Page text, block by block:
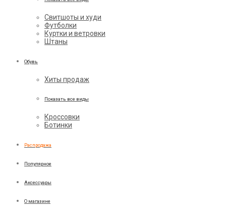
Свитшоты и худи
Футболки
Куртки и ветровки
Штаны
Обувь
Хиты продаж
Показать все виды
Кроссовки
Ботинки
Распродажа
Популярное
Аксессуары
О магазине